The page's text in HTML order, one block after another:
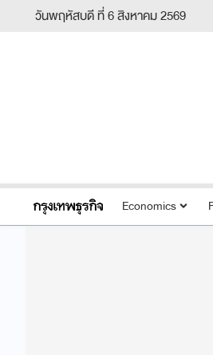
วันพฤหัสบดี ที่ 6 สิงหาคม 2569
Economics